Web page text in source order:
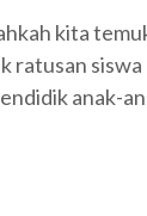
kita
ratusan
anak-